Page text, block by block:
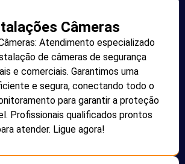
Câmeras
Atendimento especializado
de câmeras de segurança
e comerciais. Garantimos uma
e segura, conectando todo o
para garantir a proteção
Profissionais qualificados prontos
atender. Ligue agora!